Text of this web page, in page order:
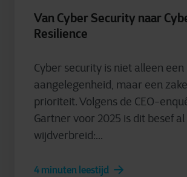
Van Cyber Security naar
Resilience
Cyber security is niet alleen een
aangelegenheid, maar een
prioriteit. Volgens de CEO-
Gartner voor 2025 is dit besef al
wijdverbreid:...
4 minuten leestijd